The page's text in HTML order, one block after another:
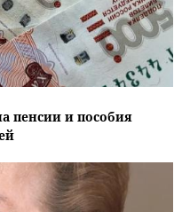
пенсии и пособия